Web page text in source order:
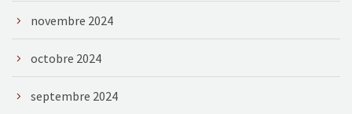
novembre 2024
octobre 2024
septembre 2024